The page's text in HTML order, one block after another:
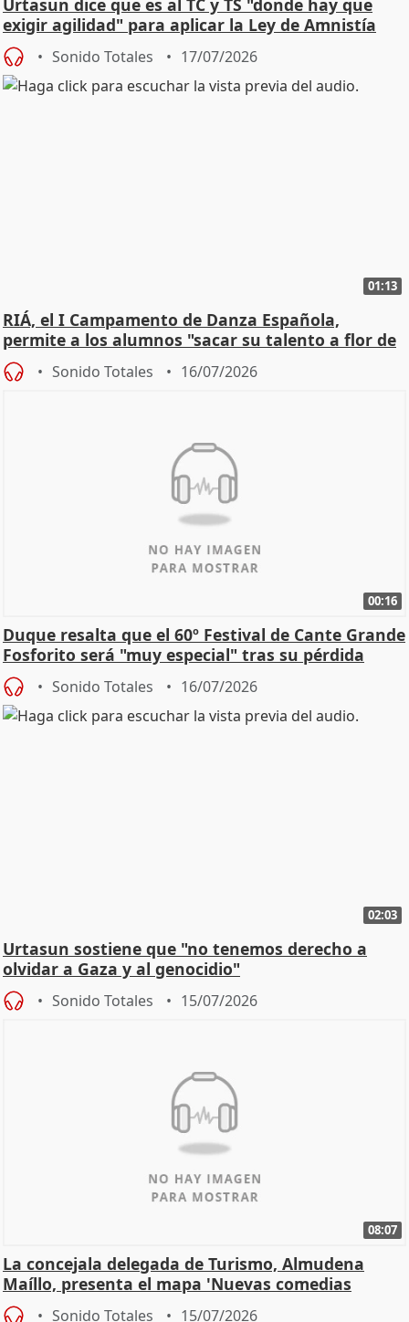
Urtasun dice que es al TC y TS "donde hay que
exigir agilidad" para aplicar la Ley de Amnistía
Sonido Totales 17/07/2026
01:13
RIÁ, el I Campamento de Danza Española,
permite a los alumnos "sacar su talento a flor de
piel"
Sonido Totales 16/07/2026
00:16
Duque resalta que el 60º Festival de Cante Grande
Fosforito será "muy especial" tras su pérdida
Sonido Totales 16/07/2026
02:03
Urtasun sostiene que "no tenemos derecho a
olvidar a Gaza y al genocidio"
Sonido Totales 15/07/2026
08:07
La concejala delegada de Turismo, Almudena
Maíllo, presenta el mapa 'Nuevas comedias
madrileñas'
Sonido Totales 15/07/2026